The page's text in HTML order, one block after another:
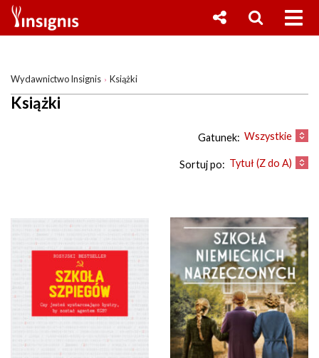
Wydawnictwo Insignis Książki
Książki
Gatunek: Wszystkie
Sortuj po: Tytuł (Z do A)